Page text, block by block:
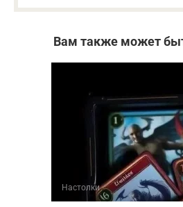
Вам также может
Настолки